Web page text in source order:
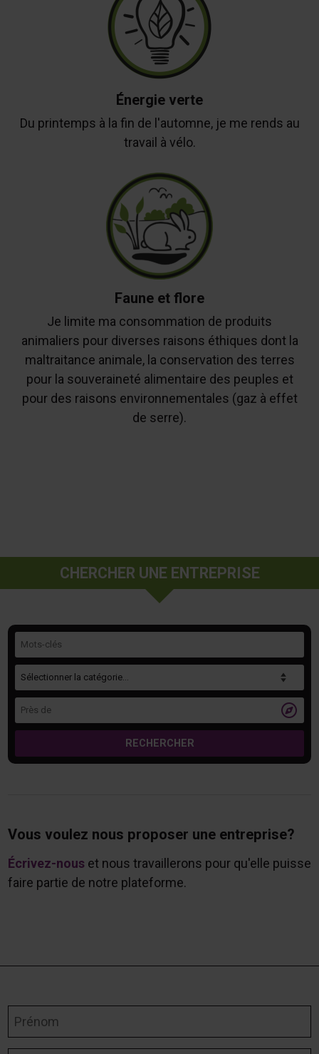
Énergie verte
Du printemps à la fin de l'automne, je me rends au
travail à vélo.
Faune et flore
Je limite ma consommation de produits
animaliers pour diverses raisons éthiques dont la
maltraitance animale, la conservation des terres
pour la souveraineté alimentaire des peuples et
pour des raisons environnementales (gaz à effet
de serre).
CHERCHER UNE ENTREPRISE

RECHERCHER
Vous voulez nous proposer une entreprise?
Écrivez-nouset nous travaillerons pour qu'elle puisse
faire partie de notre plateforme.